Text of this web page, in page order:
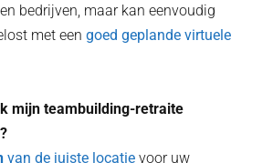
bedrijven, maar kan eenvoudig
met eengoed geplande virtuele
mijn teambuilding-retraite
van de juiste locatie voor uw